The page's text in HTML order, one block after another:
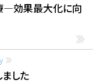
―効果最大化に向
した